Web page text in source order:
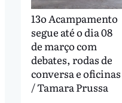
13o Acampamento
segue até o dia 08
de março com
debates, rodas de
conversa e oficinas
/ Tamara Prussa